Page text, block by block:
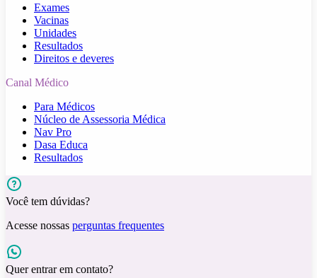
Exames
Vacinas
Unidades
Resultados
Direitos e deveres
Canal Médico
Para Médicos
Núcleo de Assessoria Médica
Nav Pro
Dasa Educa
Resultados
Você tem dúvidas?
Acesse nossas perguntas frequentes
Quer entrar em contato?